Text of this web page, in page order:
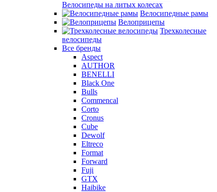
Велосипеды на литых колесах
Велосипедные рамы
Велоприцепы
Трехколесные
велосипеды
Все бренды
Aspect
AUTHOR
BENELLI
Black One
Bulls
Commencal
Corto
Cronus
Cube
Dewolf
Eltreco
Format
Forward
Fuji
GTX
Haibike